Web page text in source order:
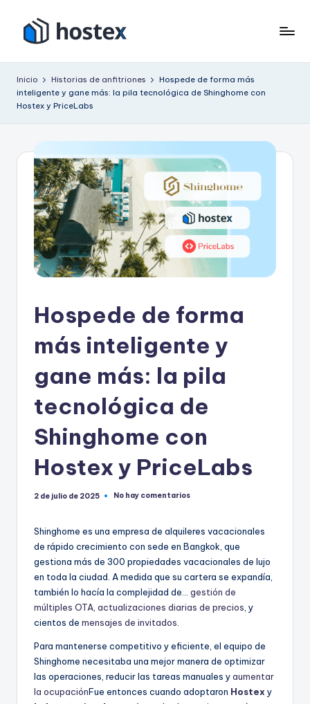
Saltar
contenido
o
s
t
e
alquiler
vacacional
automático
con
Inicio Historias de anfitriones
Hospede de forma más
inteligente y gane más: la pila tecnológica de Shinghome con
Hostex y PriceLabs
Hospede de forma
más inteligente y
gane más: la pila
tecnológica de
Shinghome con
Hostex y PriceLabs
2 de julio de 2025 No hay comentarios
Shinghome es una empresa de alquileres vacacionales
de rápido crecimiento con sede en Bangkok, que
gestiona más de 300 propiedades vacacionales de lujo
en toda la ciudad. A medida que su cartera se expandía,
también lo hacía la complejidad de... gestión de
múltiples OTA actualizaciones diarias de precios , y
cientos de mensajes de invitados
Para mantenerse competitivo y eficiente, el equipo de
Shinghome necesitaba una mejor manera de optimizar
las operaciones, reducir las tareas manuales yaumentar
la ocupaciónFue entonces cuando adoptaron Hostex y